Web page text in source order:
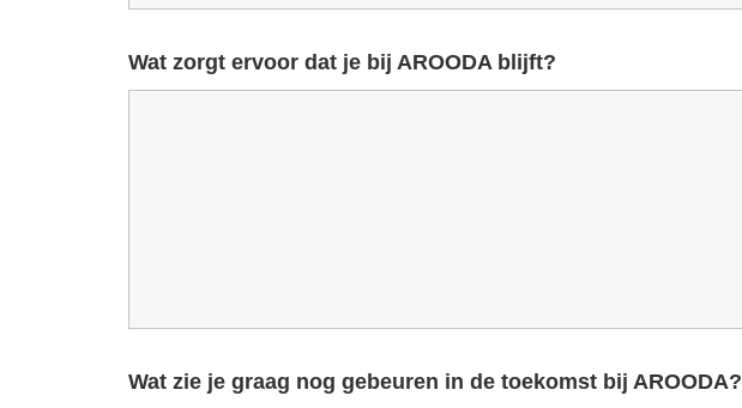
Wat zorgt ervoor dat je bij AROODA blijft?
Wat zie je graag nog gebeuren in de toekomst bij AROODA?